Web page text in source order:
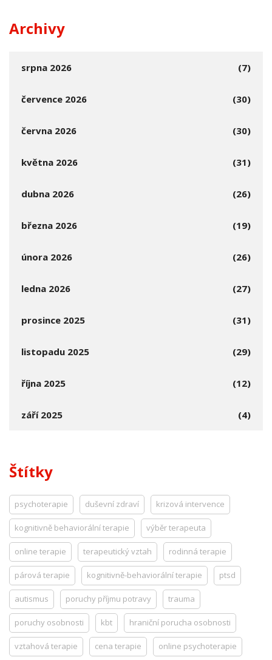
Archivy
srpna 2026 (7)
července 2026 (30)
června 2026 (30)
května 2026 (31)
dubna 2026 (26)
března 2026 (19)
února 2026 (26)
ledna 2026 (27)
prosince 2025 (31)
listopadu 2025 (29)
října 2025 (12)
září 2025 (4)
Štítky
psychoterapie duševní zdraví krizová intervence
kognitivně behaviorální terapie výběr terapeuta
online terapie terapeutický vztah rodinná terapie
párová terapie kognitivně-behaviorální terapie ptsd
autismus poruchy příjmu potravy trauma
poruchy osobnosti kbt hraniční porucha osobnosti
vztahová terapie cena terapie online psychoterapie